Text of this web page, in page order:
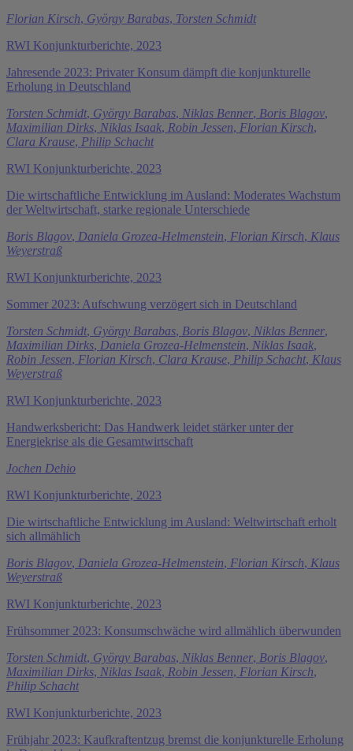
Florian Kirsch, György Barabas, Torsten Schmidt
RWI Konjunkturberichte, 2023
Jahresende 2023: Privater Konsum dämpft die konjunkturelle
Erholung in Deutschland
Torsten Schmidt, György Barabas, Niklas Benner, Boris Blagov,
Maximilian Dirks, Niklas Isaak, Robin Jessen, Florian Kirsch,
Clara Krause, Philip Schacht
RWI Konjunkturberichte, 2023
Die wirtschaftliche Entwicklung im Ausland: Moderates Wachstum
der Weltwirtschaft, starke regionale Unterschiede
Boris Blagov, Daniela Grozea-Helmenstein, Florian Kirsch, Klaus
Weyerstraß
RWI Konjunkturberichte, 2023
Sommer 2023: Aufschwung verzögert sich in Deutschland
Torsten Schmidt, György Barabas, Boris Blagov, Niklas Benner,
Maximilian Dirks, Daniela Grozea-Helmenstein, Niklas Isaak,
Robin Jessen, Florian Kirsch, Clara Krause, Philip Schacht, Klaus
Weyerstraß
RWI Konjunkturberichte, 2023
Handwerksbericht: Das Handwerk leidet stärker unter der
Energiekrise als die Gesamtwirtschaft
Jochen Dehio
RWI Konjunkturberichte, 2023
Die wirtschaftliche Entwicklung im Ausland: Weltwirtschaft erholt
sich allmählich
Boris Blagov, Daniela Grozea-Helmenstein, Florian Kirsch, Klaus
Weyerstraß
RWI Konjunkturberichte, 2023
Frühsommer 2023: Konsumschwäche wird allmählich überwunden
Torsten Schmidt, György Barabas, Niklas Benner, Boris Blagov,
Maximilian Dirks, Niklas Isaak, Robin Jessen, Florian Kirsch,
Philip Schacht
RWI Konjunkturberichte, 2023
Frühjahr 2023: Kaufkraftentzug bremst die konjunkturelle Erholung